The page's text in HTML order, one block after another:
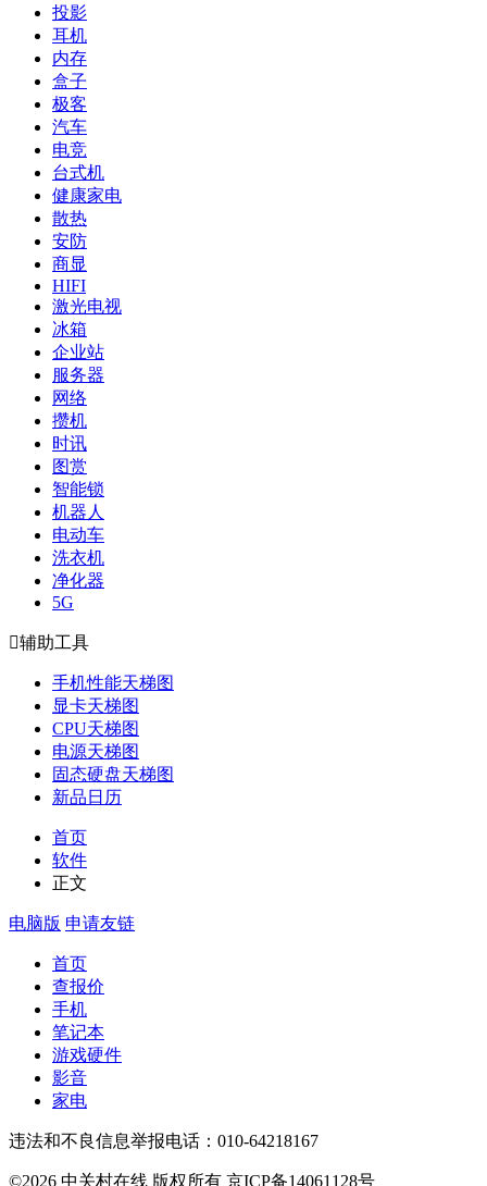
投影
耳机
内存
盒子
极客
汽车
电竞
台式机
健康家电
散热
安防
商显
HIFI
激光电视
冰箱
企业站
服务器
网络
攒机
时讯
图赏
智能锁
机器人
电动车
洗衣机
净化器
5G
辅助工具
手机性能天梯图
显卡天梯图
CPU天梯图
电源天梯图
固态硬盘天梯图
新品日历
首页
软件
正文
电脑版 申请友链
首页
查报价
手机
笔记本
游戏硬件
影音
家电
违法和不良信息举报电话：010-64218167
©2026 中关村在线 版权所有 京ICP备14061128号